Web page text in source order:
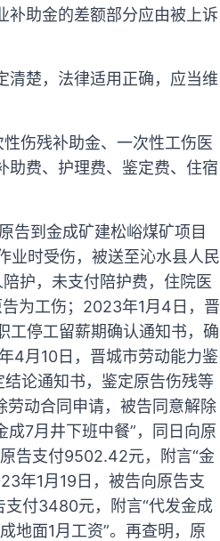
补助金的差额部分应由被上诉
清楚，法律适用正确，应当维
伤残补助金、一次性工伤医
助费、护理费、鉴定费、住宿
告到金成矿建松峪煤矿项目
业时受伤，被送至沁水县人民
护，未支付陪护费，住院医
为工伤；2023年1月4日，晋
工停工留薪期确认通知书，确
4月10日，晋城市劳动能力鉴
论通知书，鉴定原告伤残等
动合同申请，被告同意解除
7月井下班中餐”，同日向原
告支付9502.42元，附言“金
年1月19日，被告向原告支
支付3480元，附言“代发金成
地面1月工资”。再查明，原